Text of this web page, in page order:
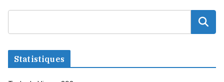
Statistiques